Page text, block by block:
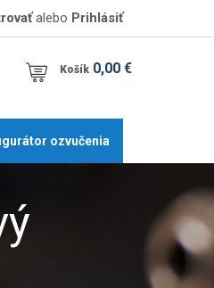
alebo Prihlásiť
Košík 0,00 €
ozvučenia